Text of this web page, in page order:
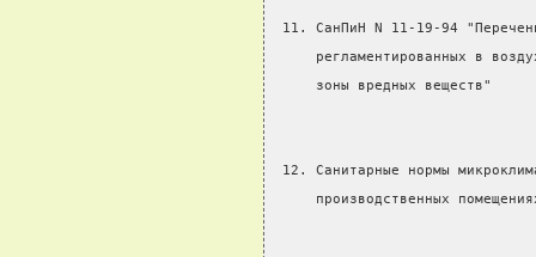
11. СанПиН N 11-19-94
регламентированных в
зоны вредных веществ"
12. Санитарные нормы
производственных